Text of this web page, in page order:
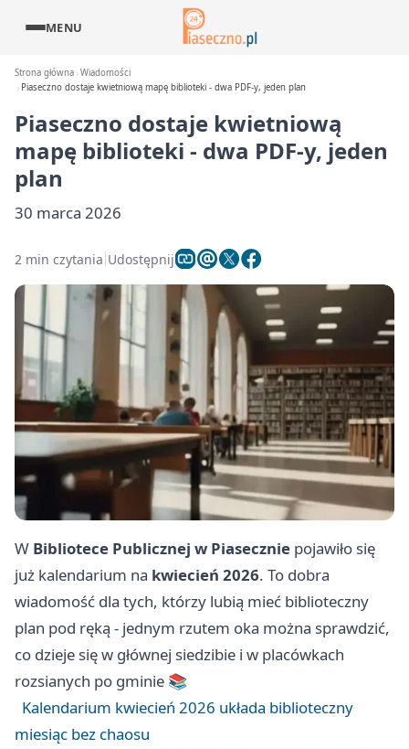
MENU
Strona główna Wiadomości
Piaseczno dostaje kwietniową mapę biblioteki - dwa PDF-y, jeden plan
Piaseczno dostaje kwietniową
mapę biblioteki - dwa PDF-y, jeden
plan
30 marca 2026
2 min czytania Udostępnij
W Bibliotece Publicznej w Piasecznie pojawiło się
już kalendarium na kwiecień 2026. To dobra
wiadomość dla tych, którzy lubią mieć biblioteczny
plan pod ręką - jednym rzutem oka można sprawdzić,
co dzieje się w głównej siedzibie i w placówkach
rozsianych po gminie 📚
Kalendarium kwiecień 2026 układa biblioteczny
miesiąc bez chaosu